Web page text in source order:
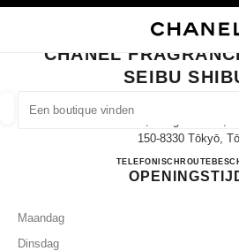
BOUTIQUE
suggesties worden weergegeven onder
0 Er zijn suggesties beschikbaar
SLUITEN CHANEL FRAGRANCE & BEAUTY
CHANEL
SEIBU
150-8330 Tōkyō,
TELEFONISCH
03-3462-0610
Maandag
Dinsdag
BRILLEN